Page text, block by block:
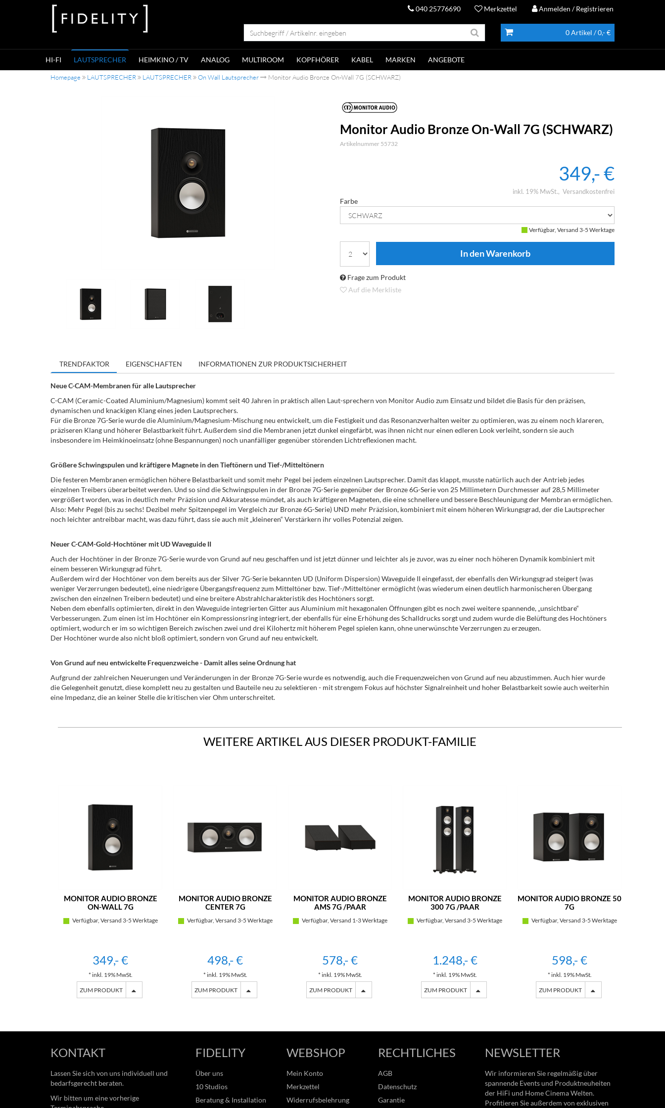
040 25776690 Merkzettel Anmelden / Registrieren
0 Artikel / 0,- €
HI-FI LAUTSPRECHER HEIMKINO / TV ANALOG MULTIROOM KOPFHÖRER KABEL MARKEN ANGEBOTE
Homepage LAUTSPRECHER LAUTSPRECHER On Wall Lautsprecher Monitor Audio Bronze On-Wall 7G (SCHWARZ)
Monitor Audio Bronze On-Wall 7G (SCHWARZ)
Artikelnummer 55732
349,- €
inkl. 19% MwSt. Versandkostenfrei
Farbe
Verfügbar, Versand 3-5 Werktage
Frage zum Produkt
Auf die Merkliste
TRENDFAKTOR EIGENSCHAFTEN INFORMATIONEN ZUR PRODUKTSICHERHEIT
Neue C-CAM-Membranen für alle Lautsprecher
C-CAM (Ceramic-Coated Aluminium/Magnesium) kommt seit 40 Jahren in praktisch allen Laut-sprechern von Monitor Audio zum Einsatz und bildet die Basis für den präzisen,
dynamischen und knackigen Klang eines jeden Lautsprechers.
Für die Bronze 7G-Serie wurde die Aluminium/Magnesium-Mischung neu entwickelt, um die Festigkeit und das Resonanzverhalten weiter zu optimieren, was zu einem noch klareren,
präziseren Klang und höherer Belastbarkeit führt. Außerdem sind die Membranen jetzt dunkel eingefärbt, was ihnen nicht nur einen edleren Look verleiht, sondern sie auch
insbesondere im Heimkinoeinsatz (ohne Bespannungen) noch unanfälliger gegenüber störenden Lichtreflexionen macht.
Größere Schwingspulen und kräftigere Magnete in den Tieftönern und Tief-/Mitteltönern
Die festeren Membranen ermöglichen höhere Belastbarkeit und somit mehr Pegel bei jedem einzelnen Lautsprecher. Damit das klappt, musste natürlich auch der Antrieb jedes
einzelnen Treibers überarbeitet werden. Und so sind die Schwingspulen in der Bronze 7G-Serie gegenüber der Bronze 6G-Serie von 25 Millimetern Durchmesser auf 28,5 Millimeter
vergrößert worden, was in deutlich mehr Präzision und Akkuratesse mündet, als auch kräftigeren Magneten, die eine schnellere und bessere Beschleunigung der Membran ermöglichen.
Also: Mehr Pegel (bis zu sechs! Dezibel mehr Spitzenpegel im Vergleich zur Bronze 6G-Serie) UND mehr Präzision, kombiniert mit einem höheren Wirkungsgrad, der die Lautsprecher
noch leichter antreibbar macht, was dazu führt, dass sie auch mit „kleineren“ Verstärkern ihr volles Potenzial zeigen.
Neuer C-CAM-Gold-Hochtöner mit UD Waveguide II
Auch der Hochtöner in der Bronze 7G-Serie wurde von Grund auf neu geschaffen und ist jetzt dünner und leichter als je zuvor, was zu einer noch höheren Dynamik kombiniert mit
einem besseren Wirkungsgrad führt.
Außerdem wird der Hochtöner von dem bereits aus der Silver 7G-Serie bekannten UD (Uniform Dispersion) Waveguide II eingefasst, der ebenfalls den Wirkungsgrad steigert (was
weniger Verzerrungen bedeutet), eine niedrigere Übergangsfrequenz zum Mitteltöner bzw. Tief-/Mitteltöner ermöglicht (was wiederum einen deutlich harmonischeren Übergang
zwischen den einzelnen Treibern bedeutet) und eine breitere Abstrahlcharakteristik des Hochtöners sorgt.
Neben dem ebenfalls optimierten, direkt in den Waveguide integrierten Gitter aus Aluminium mit hexagonalen Öffnungen gibt es noch zwei weitere spannende, „unsichtbare“
Verbesserungen. Zum einen ist im Hochtöner ein Kompressionsring integriert, der ebenfalls für eine Erhöhung des Schalldrucks sorgt und zudem wurde die Belüftung des Hochtöners
optimiert, wodurch er im so wichtigen Bereich zwischen zwei und drei Kilohertz mit höherem Pegel spielen kann, ohne unerwünschte Verzerrungen zu erzeugen.
Der Hochtöner wurde also nicht bloß optimiert, sondern von Grund auf neu entwickelt.
Von Grund auf neu entwickelte Frequenzweiche - Damit alles seine Ordnung hat
Aufgrund der zahlreichen Neuerungen und Veränderungen in der Bronze 7G-Serie wurde es notwendig, auch die Frequenzweichen von Grund auf neu abzustimmen. Auch hier wurde
die Gelegenheit genutzt, diese komplett neu zu gestalten und Bauteile neu zu selektieren - mit strengem Fokus auf höchster Signalreinheit und hoher Belastbarkeit sowie auch weiterhin
eine Impedanz, die an keiner Stelle die kritischen vier Ohm unterschreitet.
WEITERE ARTIKEL AUS DIESER PRODUKT-FAMILIE
MONITOR AUDIO BRONZE
ON-WALL 7G
Verfügbar, Versand 3-5 Werktage
349,- €
* inkl. 19% MwSt.
ZUM PRODUKT
MONITOR AUDIO BRONZE
CENTER 7G
Verfügbar, Versand 3-5 Werktage
498,- €
* inkl. 19% MwSt.
ZUM PRODUKT
MONITOR AUDIO BRONZE
AMS 7G /PAAR
Verfügbar, Versand 1-3 Werktage
578,- €
* inkl. 19% MwSt.
ZUM PRODUKT
MONITOR AUDIO BRONZE
300 7G /PAAR
Verfügbar, Versand 3-5 Werktage
1.248,- €
* inkl. 19% MwSt.
ZUM PRODUKT
MONITOR AUDIO BRONZE 50
7G
Verfügbar, Versand 3-5 Werktage
598,- €
* inkl. 19% MwSt.
ZUM PRODUKT
KONTAKT
Lassen Sie sich von uns individuell und
bedarfsgerecht beraten.
Wir bitten um eine vorherige
FIDELITY
Über uns
10 Studios
Beratung & Installation
WEBSHOP
Mein Konto
Merkzettel
Widerrufsbelehrung
RECHTLICHES
AGB
Datenschutz
Garantie
NEWSLETTER
Wir informieren Sie regelmäßig über
spannende Events und Produktneuheiten
der HiFi und Home Cinema Welten.
Profitieren Sie außerdem von exklusiven